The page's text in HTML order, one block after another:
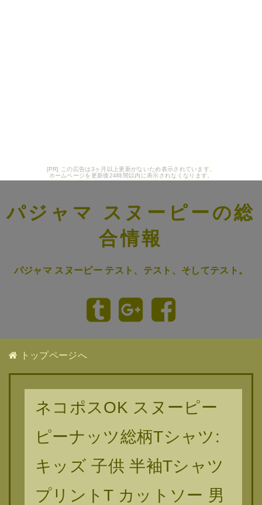
[PR] この広告は3ヶ月以上更新がないため表示されています。
ホームページを更新後24時間以内に表示されなくなります。
パジャマ スヌーピーの総
合情報
パジャマ スヌーピー テスト、テスト、そしてテスト。
トップページへ
ネコポスOK スヌーピー
ピーナッツ総柄Tシャツ:
キッズ 子供 半袖Tシャツ
プリントT カットソー 男